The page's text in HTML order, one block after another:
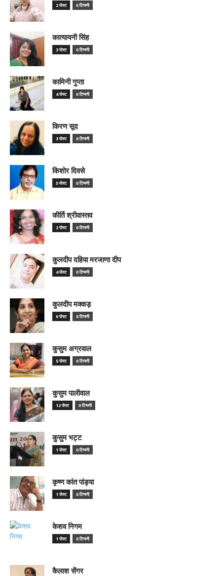
2 पोस्ट 0 टिप्पणी
कात्यायनी सिंह
3 पोस्ट 0 टिप्पणी
कामिनी गुप्ता
4 पोस्ट 0 टिप्पणी
किरण सूद
3 पोस्ट 0 टिप्पणी
किशोर दिवसे
5 पोस्ट 0 टिप्पणी
कीर्ति श्रीवास्तव
2 पोस्ट 0 टिप्पणी
कुलदीप दहिया मरजाणा दीप
4 पोस्ट 0 टिप्पणी
कुलदीप मक्कड़
0 पोस्ट 0 टिप्पणी
कुसुम अग्रवाल
5 पोस्ट 0 टिप्पणी
कुसुम पालीवाल
12 पोस्ट 0 टिप्पणी
कुसुम भट्ट
1 पोस्ट 0 टिप्पणी
कृष्ण कांत पांड्या
1 पोस्ट 0 टिप्पणी
केशव निगम
1 पोस्ट 0 टिप्पणी
कैलाश सेंगर